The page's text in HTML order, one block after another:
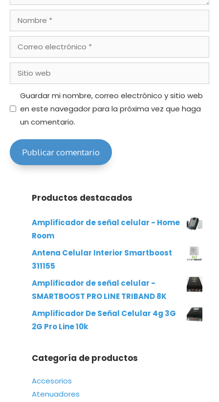
Nombre
Correo
electrónico
Sitio
web
Guardar mi nombre, correo electrónico y sitio web
en este navegador para la próxima vez que haga
un comentario.
Productos destacados
Amplificador de señal celular - Home
Room
Antena Celular Interior Smartboost
311155
Amplificador de señal celular -
SMARTBOOST PRO LINE TRIBAND 8K
Amplificador De Señal Celular 4g 3G
2G Pro Line 10k
Categoría de productos
Accesorios
Atenuadores